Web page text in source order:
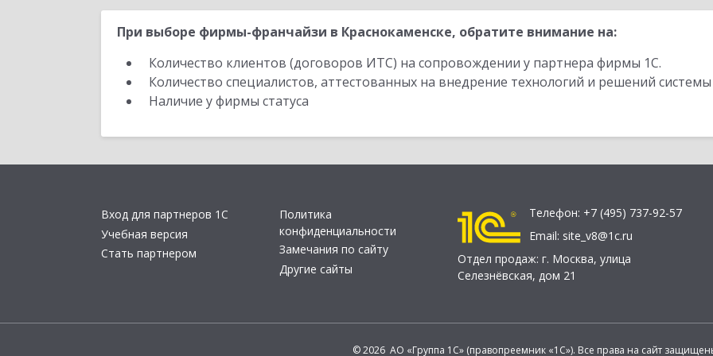
При выборе фирмы-франчайзи в Краснокаменске, обратите внимание на:
Количество клиентов (договоров ИТС) на сопровождении у партнера фирмы 1С.
Количество специалистов, аттестованных на внедрение технологий и решений
Наличие у фирмы статуса
Вход для партнеров 1С
Учебная версия
Стать партнером
Политика
конфиденциальности
Замечания по сайту
Другие сайты
Телефон: +7 (495) 737-92-57
Email: site_v8@1c.ru
Отдел продаж: г. Москва, улица
Селезнёвская, дом 21
© 2026 АО «Группа 1С» (правопреемник «1С»). Все права на сайт